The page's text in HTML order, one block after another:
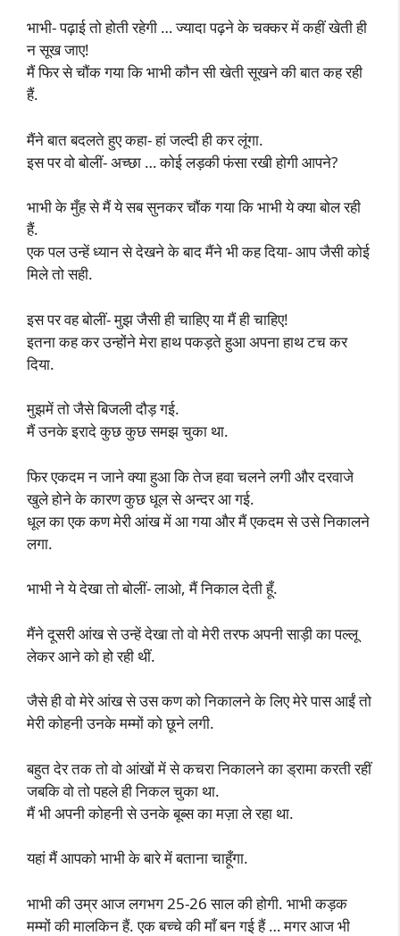
भाभी- पढ़ाई तो होती रहेगी … ज्यादा पढ़ने के चक्कर में कहीं खेती ही
न सूख जाए!
मैं फिर से चौंक गया कि भाभी कौन सी खेती सूखने की बात कह रही
हैं.
मैंने बात बदलते हुए कहा- हां जल्दी ही कर लूंगा.
इस पर वो बोलीं- अच्छा … कोई लड़की फंसा रखी होगी आपने?
भाभी के मुँह से मैं ये सब सुनकर चौंक गया कि भाभी ये क्या बोल रही
हैं.
एक पल उन्हें ध्यान से देखने के बाद मैंने भी कह दिया- आप जैसी कोई
मिले तो सही.
इस पर वह बोलीं- मुझ जैसी ही चाहिए या मैं ही चाहिए!
इतना कह कर उन्होंने मेरा हाथ पकड़ते हुआ अपना हाथ टच कर
दिया.
मुझमें तो जैसे बिजली दौड़ गई.
मैं उनके इरादे कुछ कुछ समझ चुका था.
फिर एकदम न जाने क्या हुआ कि तेज हवा चलने लगी और दरवाजे
खुले होने के कारण कुछ धूल से अन्दर आ गई.
धूल का एक कण मेरी आंख में आ गया और मैं एकदम से उसे निकालने
लगा.
भाभी ने ये देखा तो बोलीं- लाओ, मैं निकाल देती हूँ.
मैंने दूसरी आंख से उन्हें देखा तो वो मेरी तरफ अपनी साड़ी का पल्लू
लेकर आने को हो रही थीं.
जैसे ही वो मेरे आंख से उस कण को निकालने के लिए मेरे पास आईं तो
मेरी कोहनी उनके मम्मों को छूने लगी.
बहुत देर तक तो वो आंखों में से कचरा निकालने का ड्रामा करती रहीं
जबकि वो तो पहले ही निकल चुका था.
मैं भी अपनी कोहनी से उनके बूब्स का मज़ा ले रहा था.
यहां मैं आपको भाभी के बारे में बताना चाहूँगा.
भाभी की उम्र आज लगभग 25-26 साल की होगी. भाभी कड़क
मम्मों की मालकिन हैं. एक बच्चे की माँ बन गई हैं … मगर आज भी